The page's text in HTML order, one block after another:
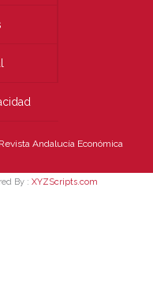
Andalucía Económica
By : XYZScripts.com